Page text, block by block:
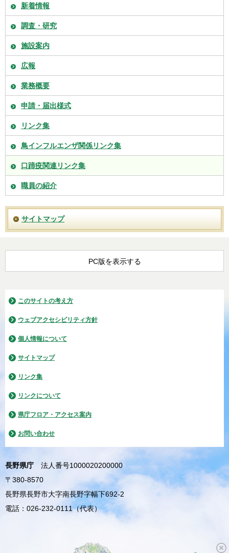
新着情報
調査・研究
施設案内
広報
業務概要
申請・届出様式
リンク集
鳥インフルエンザ関係リンク集
口蹄疫関連リンク集
職員の紹介
サイトマップ
PC版を表示する
このサイトの考え方
ウェブアクセシビリティ方針
個人情報について
サイトマップ
リンク集
リンクについて
県庁フロア・アクセス案内
お問い合わせ
長野県庁
法人番号1000020200000
〒380-8570
長野県長野市大字南長野字幅下692-2
電話：026-232-0111（代表）